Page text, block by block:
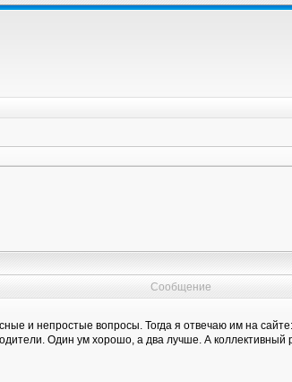
Сообщение
и непростые вопросы. Тогда я отвечаю им на сайте:
Один ум хорошо, а два лучше. А